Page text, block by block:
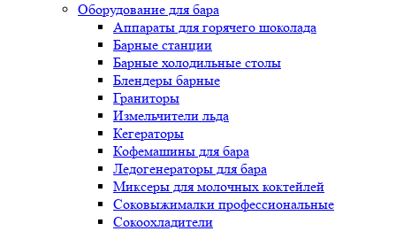
Оборудование для бара
Аппараты для горячего шоколада
Барные станции
Барные холодильные столы
Блендеры барные
Граниторы
Измельчители льда
Кегераторы
Кофемашины для бара
Ледогенераторы для бара
Миксеры для молочных коктейлей
Соковыжималки профессиональные
Сокоохладители